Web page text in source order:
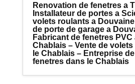
Renovation de fenetres a
Installateur de portes a
volets roulants a
de porte de garage a
Fabricant de fenetres PVC
Chablais – Vente de
le Chablais – Entreprise
fenetres dans le Chablais